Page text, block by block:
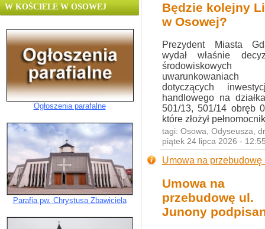
W KOŚCIELE W OSOWEJ
Ogłoszenia parafalne
Parafia pw. Chrystusa Zbawiciela
Będzie kolejny
w Osowej?
Prezydent Miasta
wydał właśnie
środowiskowych
uwarunkowaniach
dotyczących
handlowego na
501/13, 501/14 obręb
które złożył
tagi: Osowa, Odyseusza,
piątek 24 lipca 2026 -
Umowa na
Umowa na
przebudowę ul.
Junony